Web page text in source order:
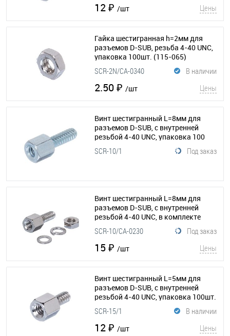
12 ₽ /шт Цены
Гайка шестигранная h=2мм для
разъемов D-SUB, резьба 4-40 UNC,
упаковка 100шт. (115-065)
В наличии
SCR-2N/CA-0340
2.50 ₽ /шт Цены
Винт шестигранный L=8мм для
разъемов D-SUB, с внутренней
резьбой 4-40 UNC, упаковка 100
шт. (115-173) Под заказ
SCR-10/1
Винт шестигранный L=8мм для
разъемов D-SUB, с внутренней
резьбой 4-40 UNC, в комплекте
гайка-шайба-гровер, упаковка 100
шт. (115-003) Под заказ
SCR-10/CA-0230
15 ₽ /шт Цены
Винт шестигранный L=5мм для
разъемов D-SUB, с внутренней
резьбой 4-40 UNC, упаковка 100шт.
(115-167)
В наличии
SCR-15/1
12 ₽ /шт Цены